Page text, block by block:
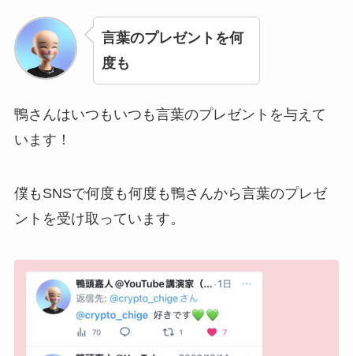
言葉のプレゼントを何
度も
鴨さんはいつもいつも言葉のプレゼントを与えて
います！
僕もSNSで何度も何度も鴨さんから言葉のプレゼ
ントを受け取っています。